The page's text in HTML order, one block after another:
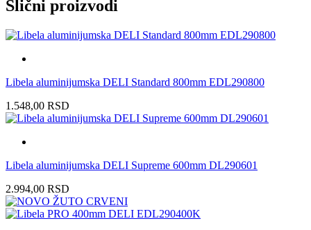
Slični proizvodi
Libela aluminijumska DELI Standard 800mm EDL290800
1.548,00 RSD
Libela aluminijumska DELI Supreme 600mm DL290601
2.994,00 RSD